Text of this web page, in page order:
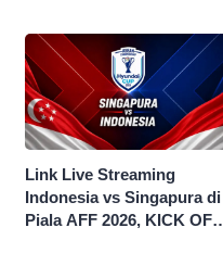
Link Live Streaming
Indonesia vs Singapura di
Piala AFF 2026, KICK OFF